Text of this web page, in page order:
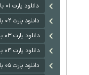
دانلود پارت ۰۱ با حجم ۲ گیگابایت
دانلود پارت ۰۲ با حجم ۲ گیگابایت
دانلود پارت ۰۳ با حجم ۲ گیگابایت
دانلود پارت ۰۴ با حجم ۲ گیگابایت
دانلود پارت ۰۵ با حجم ۲ گیگابایت